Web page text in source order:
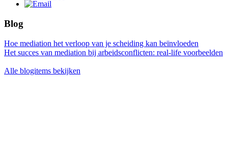
Blog
Hoe mediation het verloop van je scheiding kan beïnvloeden
Het succes van mediation bij arbeidsconflicten: real-life voorbeelden
Alle blogitems bekijken